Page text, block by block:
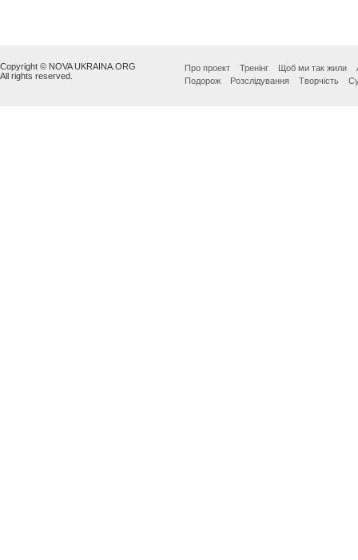
Copyright © NOVA UKRAINA.ORG
All rights reserved.
Про проект Тренінг Щоб ми так жили
Подорож
Розслідування Творчість